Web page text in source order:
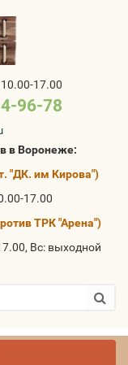
17.00
96-78
в Воронеже:
"ДК. им Кирова")
17.00
ТРК "Арена")
Вс: выходной